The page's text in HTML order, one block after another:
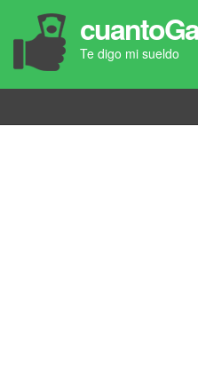
Te digo mi sueldo